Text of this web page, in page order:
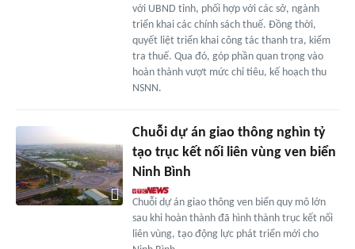
với UBND tỉnh, phối hợp với các sở, ngành
triển khai các chính sách thuế. Đồng thời,
quyết liệt triển khai công tác thanh tra, kiểm
tra thuế. Qua đó, góp phần quan trọng vào
hoàn thành vượt mức chỉ tiêu, kế hoạch thu
NSNN.
Chuỗi dự án giao thông nghìn tỷ
tạo trục kết nối liên vùng ven biển
Ninh Bình
Chuỗi dự án giao thông ven biển quy mô lớn
sau khi hoàn thành đã hình thành trục kết nối
liên vùng, tạo động lực phát triển mới cho